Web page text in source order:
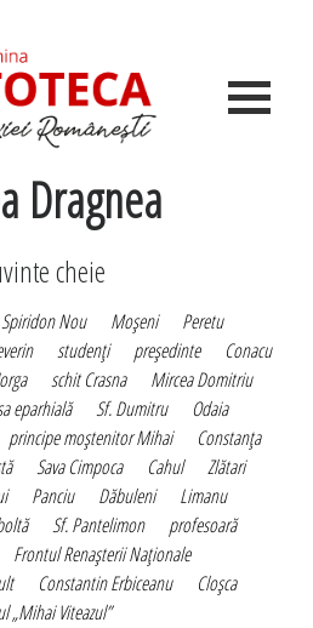
Dragnea
cheie
Nou Moşeni
Peretu
studenţi preşedinte
Conacu
schit Crasna
Mircea Domitriu
eparhială Sf. Dumitru
Odaia
principe moştenitor Mihai
Constanţa
Sava Cimpoca Cahul
Zlătari
Panciu Dăbuleni
Limanu
Sf. Pantelimon
profesoară
Frontul Renaşterii Naţionale
Constantin Erbiceanu
Cloşca
„Mihai Viteazul”